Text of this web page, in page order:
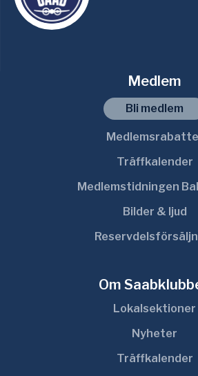
Medlem
Bli medlem
Träffkalender
Medlemstidningen
Bilder & ljud
Om
Lokalsektioner
Nyheter
Träffkalender